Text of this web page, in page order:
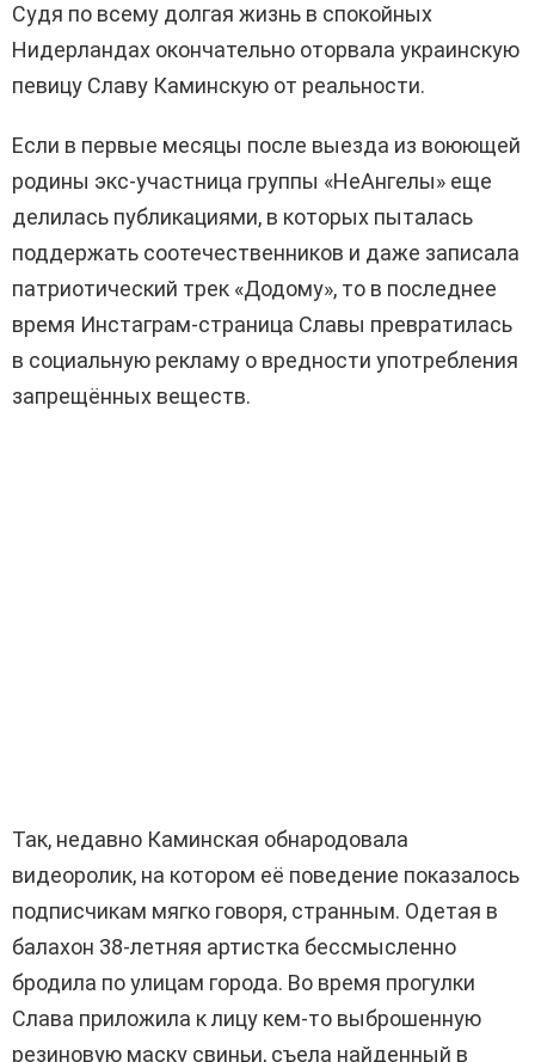
Судя по всему долгая жизнь в спокойных
Нидерландах окончательно оторвала украинскую
певицу Славу Каминскую от реальности.
Если в первые месяцы после выезда из воюющей
родины экс-участница группы «НеАнгелы» еще
делилась публикациями, в которых пыталась
поддержать соотечественников и даже записала
патриотический трек «Додому», то в последнее
время Инстаграм-страница Славы превратилась
в социальную рекламу о вредности употребления
запрещённых веществ.
Так, недавно Каминская обнародовала
видеоролик, на котором её поведение показалось
подписчикам мягко говоря, странным. Одетая в
балахон 38-летняя артистка бессмысленно
бродила по улицам города. Во время прогулки
Слава приложила к лицу кем-то выброшенную
резиновую маску свиньи, съела найденный в